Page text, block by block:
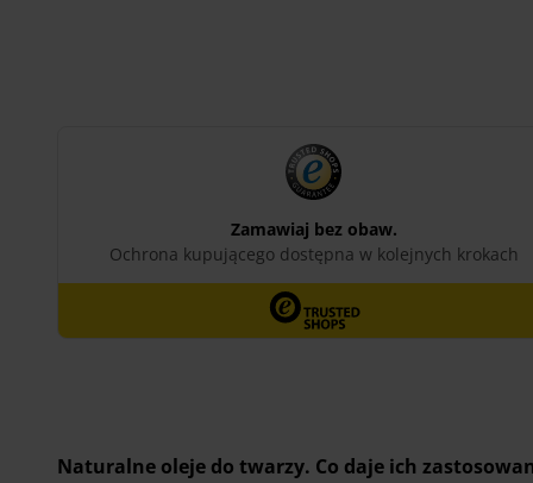
Naturalne oleje do twarzy. Co daje ich